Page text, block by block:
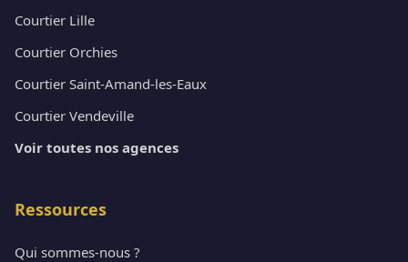
Courtier Lille
Courtier Orchies
Courtier Saint-Amand-les-Eaux
Courtier Vendeville
Voir toutes nos agences
Ressources
Qui sommes-nous ?